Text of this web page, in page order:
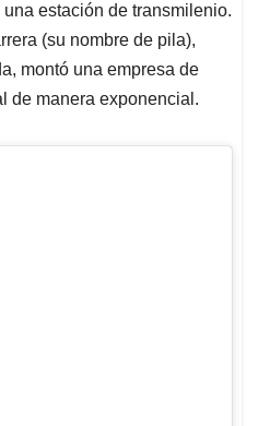
estación de transmilenio.
(su nombre de pila),
montó una empresa de
de manera exponencial.